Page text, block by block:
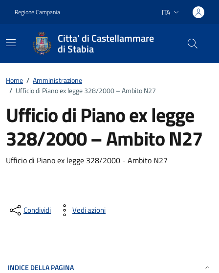
Regione Campania Lingua attiva:
ITA
Citta' di Castellammare
di Stabia
Home / Amministrazione
/ Ufficio di Piano ex legge 328/2000 – Ambito N27
Ufficio di Piano ex legge
328/2000 – Ambito N27
Ufficio di Piano ex legge 328/2000 - Ambito N27
Condividi Vedi azioni
INDICE DELLA PAGINA